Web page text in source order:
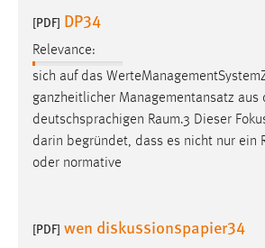
[PDF] DP34
Relevance:
sich auf das
ganzheitlicher Managementansatz aus
deutschsprachigen Raum.3 Dieser
darin begründet, dass es nicht nur ein
oder normative
[PDF] wen diskussionspapier34